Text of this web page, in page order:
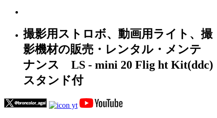
撮影用ストロボ、動画用ライト、撮
影機材の販売・レンタル・メンテ
ナンス LS - mini 20 Flig ht Kit(ddc)
スタンド付